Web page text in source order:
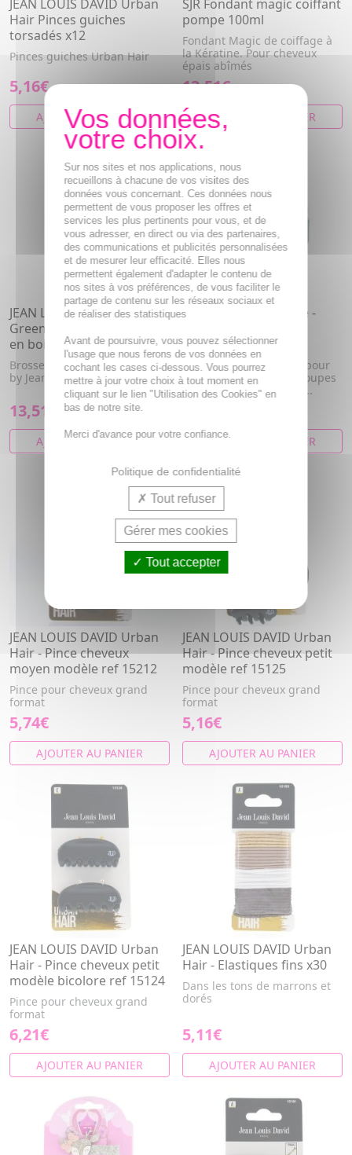
JEAN LOUIS DAVID Urban
Hair Pinces guiches
torsadés x12
Pinces guiches Urban Hair
5,16€
AJOUTER AU PANIER
SJR Fondant magic coiffant
pompe 100ml
Fondant Magic de coiffage à
la Kératine. Pour cheveux
épais abîmés
13,51€
AJOUTER AU PANIER
JEAN LOUIS DAVID Go
Green - Brosse démêlante
en bois
Brosse carré en bois Go Green
by Jean Louis David
13,51€
AJOUTER AU PANIER
RENE FURTERER Style -
coiffante 75ml
La cire coiffante idéale pour
fixer durablement les coupes
courtes. Modèle et text...
AJOUTER AU PANIER
JEAN LOUIS DAVID Urban
Hair - Pince cheveux
moyen modèle ref 15212
Pince pour cheveux grand
format
5,74€
AJOUTER AU PANIER
JEAN LOUIS DAVID Urban
Hair - Pince cheveux petit
modèle ref 15125
Pince pour cheveux grand
format
5,16€
AJOUTER AU PANIER
JEAN LOUIS DAVID Urban
Hair - Pince cheveux petit
modèle bicolore ref 15124
Pince pour cheveux grand
format
6,21€
AJOUTER AU PANIER
JEAN LOUIS DAVID Urban
Hair - Elastiques fins x30
Dans les tons de marrons et
dorés
5,11€
AJOUTER AU PANIER
Sur nos sites et nos applications, nous
recueillons à chacune de vos visites des
données vous concernant. Ces données nous
permettent de vous proposer les offres et
services les plus pertinents pour vous, et de
vous adresser, en direct ou via des partenaires,
des communications et publicités personnalisées
et de mesurer leur efficacité. Elles nous
permettent également d'adapter le contenu de
nos sites à vos préférences, de vous faciliter le
partage de contenu sur les réseaux sociaux et
de réaliser des statistiques
Avant de poursuivre, vous pouvez sélectionner
l'usage que nous ferons de vos données en
cochant les cases ci-dessous. Vous pourrez
mettre à jour votre choix à tout moment en
cliquant sur le lien "Utilisation des Cookies" en
bas de notre site.
Merci d'avance pour votre confiance.
Politique de confidentialité
Tout refuser
Gérer mes cookies
Tout accepter